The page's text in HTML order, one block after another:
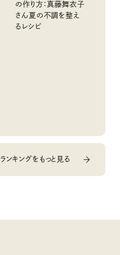
の作り方：真藤舞衣子
さん夏の不調を整え
るレシピ
ランキングをもっと見る